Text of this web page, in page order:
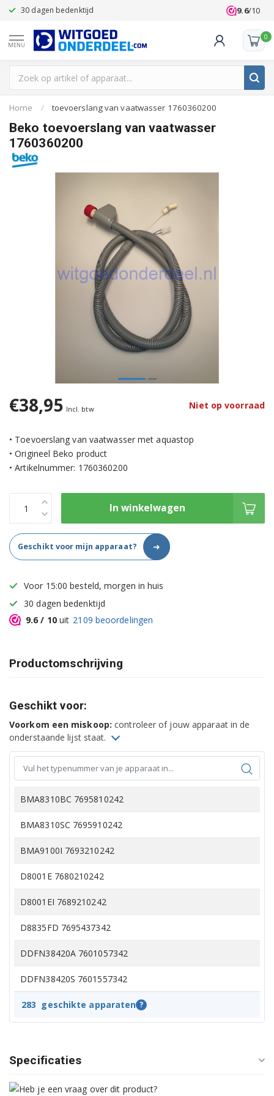
30 dagen bedenktijd Klanten
9.6/10
MENU
0
Home / toevoerslang van vaatwasser 1760360200
Beko toevoerslang van vaatwasser
1760360200
€38,95 Incl. btw Niet op voorraad
• Toevoerslang van vaatwasser met aquastop
• Origineel Beko product
• Artikelnummer: 1760360200
In winkelwagen
Geschikt voor mijn apparaat? ➜
Voor 15:00 besteld, morgen in huis
30 dagen bedenktijd
9.6 / 10uit 2109 beoordelingen
Productomschrijving
Geschikt voor:
Voorkom een miskoop: controleer of jouw apparaat in de
onderstaande lijst staat.
BMA8310BC 7695810242
BMA8310SC 7695910242
BMA9100I 7693210242
D8001E 7680210242
D8001EI 7689210242
D8835FD 7695437342
DDFN38420A 7601057342
DDFN38420S 7601557342
DDFN38420W 7631857342
DDN1001X 7677833942
283 geschikte apparaten ?
Specificaties